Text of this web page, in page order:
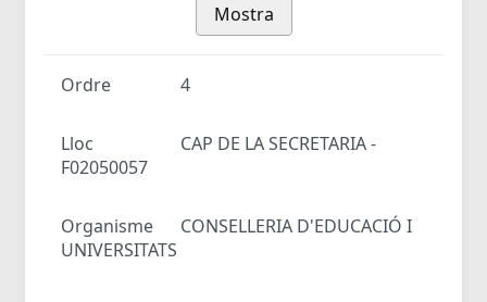
Mostra
Ordre 4
Lloc
CAP DE LA SECRETARIA -
F02050057
Organisme
CONSELLERIA D'EDUCACIÓ I
UNIVERSITATS